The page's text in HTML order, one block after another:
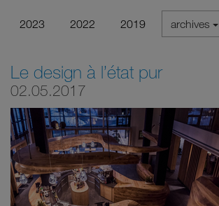
2023 2022 2019 archives
Le design à l’état pur
02.05.2017